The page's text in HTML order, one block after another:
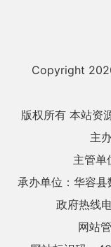
Copyright
版权所有 本站资
主
主管单
承办单位：华容县
政府热线
网站